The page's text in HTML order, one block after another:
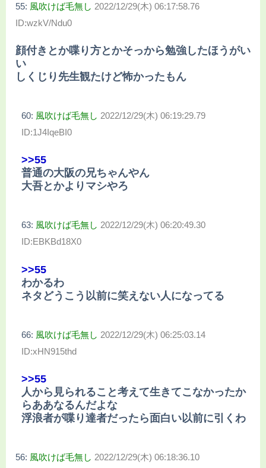
55: 風吹けば毛無し 2022/12/29(木) 06:17:58.76
ID:wzkV/Ndu0
顔付きとか喋り方とかそっから勉強したほうがい
い
しくじり先生観たけど怖かったもん
60: 風吹けば毛無し 2022/12/29(木) 06:19:29.79
ID:1J4IqeBI0
>>55
普通の大阪の兄ちゃんやん
大吾とかよりマシやろ
63: 風吹けば毛無し 2022/12/29(木) 06:20:49.30
ID:EBKBd18X0
>>55
わかるわ
ネタどうこう以前に笑えない人になってる
66: 風吹けば毛無し 2022/12/29(木) 06:25:03.14
ID:xHN915thd
>>55
人から見られること考えて生きてこなかったか
らああなるんだよな
浮浪者が喋り達者だったら面白い以前に引くわ
56: 風吹けば毛無し 2022/12/29(木) 06:18:36.10